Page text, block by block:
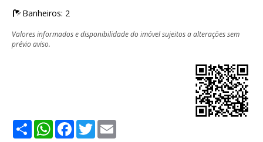
Banheiros: 2
Valores informados e disponibilidade do imóvel sujeitos a alterações sem
prévio aviso.
ShareWhatsApp
Facebook
Twitter